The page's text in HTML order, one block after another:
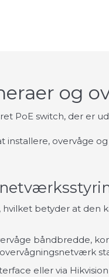
og
PoE switch, der
overvåge
hvilket betyder at
båndbredde,
eller via